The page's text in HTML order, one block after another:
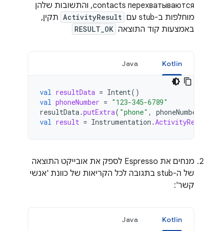
contacts перехватываются, והתשובות שלהן
מוחלפות ב-stub עם
ActivityResult תקין,
באמצעות קוד התוצאה RESULT_OK
Kotlin
Java
val resultData = Intent()
val phoneNumber = "123-345-6789"
resultData.putExtra( "phone" , phoneNumber
val result = Instrumentation .ActivityResult
מנחים את Espresso לספק את אובייקט התוצאה
של ה-stub בתגובה לכל הקריאות של כוונת 'אנשי
קשר':
Kotlin
Java